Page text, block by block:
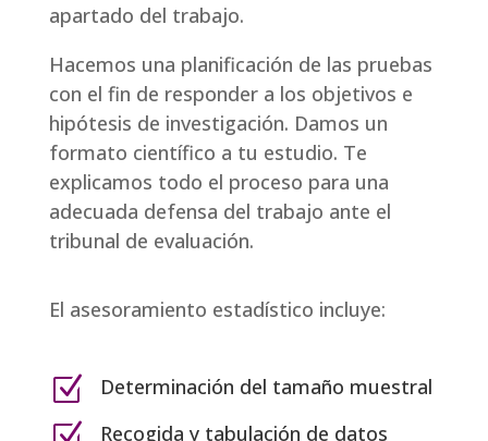
apartado del trabajo.
Hacemos una planificación de las pruebas
con el fin de responder a los objetivos e
hipótesis de investigación. Damos un
formato científico a tu estudio. Te
explicamos todo el proceso para una
adecuada defensa del trabajo ante el
tribunal de evaluación.
El asesoramiento estadístico incluye:
Z Determinación del tamaño muestral
Recogida y tabulación de datos